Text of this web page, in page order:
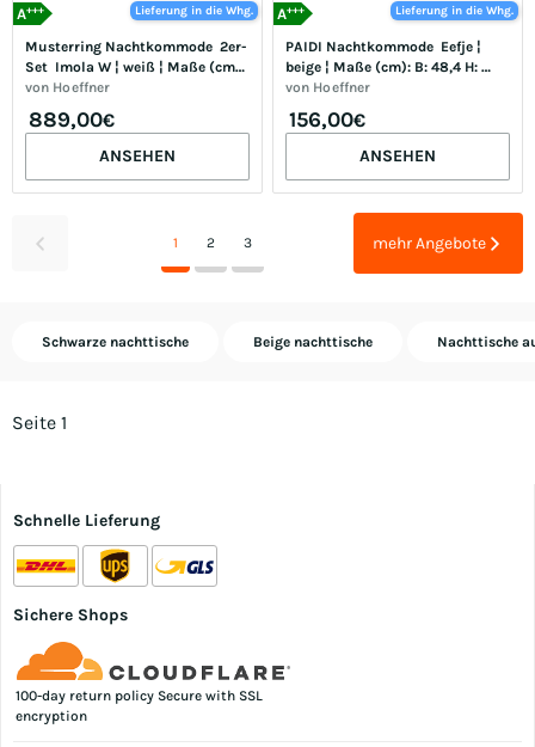
Lieferung in die Whg.
A+++
Musterring Nachtkommode  2er-
Set  Imola W ¦ weiß ¦ Maße (cm):
B: 60 H: 53 T: 42.0
von Hoeffner
889,00€
ANSEHEN
Lieferung in die Whg.
A+++
PAIDI Nachtkommode  Eefje ¦
beige ¦ Maße (cm): B: 48,4 H:
42,9 T: 41.1
von Hoeffner
156,00€
ANSEHEN
1 2 3 mehr Angebote
Schwarze nachttische Beige nachttische Nachttische
Seite 1
Schnelle Lieferung
Sichere Shops
100-day return policy Secure with SSL
encryption